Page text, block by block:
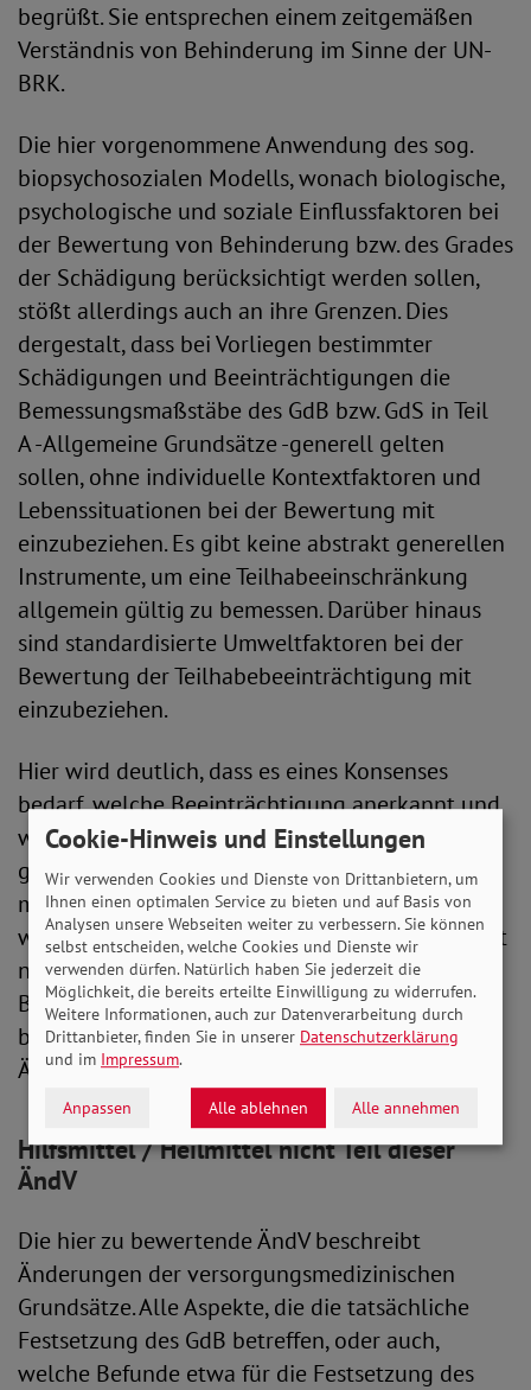
begrüßt. Sie entsprechen einem zeitgemäßen
Verständnis von Behinderung im Sinne der UN-
BRK.
Die hier vorgenommene Anwendung des sog.
biopsychosozialen Modells, wonach biologische,
psychologische und soziale Einflussfaktoren bei
der Bewertung von Behinderung bzw. des Grades
der Schädigung berücksichtigt werden sollen,
stößt allerdings auch an ihre Grenzen. Dies
dergestalt, dass bei Vorliegen bestimmter
Schädigungen und Beeinträchtigungen die
Bemessungsmaßstäbe des GdB bzw. GdS in Teil
A -Allgemeine Grundsätze -generell gelten
sollen, ohne individuelle Kontextfaktoren und
Lebenssituationen bei der Bewertung mit
einzubeziehen. Es gibt keine abstrakt generellen
Instrumente, um eine Teilhabeeinschränkung
allgemein gültig zu bemessen. Darüber hinaus
sind standardisierte Umweltfaktoren bei der
Bewertung der Teilhabebeeinträchtigung mit
einzubeziehen.
Hier wird deutlich, dass es eines Konsenses
bedarf, welche Beeinträchtigung anerkannt und
wie sie bei der Bemessung des GdB/GdS
gewichtet werden soll. Daher ist es wichtig, dass
multidisziplinäre Expert*innen zu Rate gezogen
werden. Es wird ausdrücklich begrüßt, dass nicht
nur Ärztinnen und Ärzte, sondern auch
Behindertenverbände und ihre Vertreter*innen
bei den Beratungen über die Anpassungen der
ÄndV einbezogen werden.
Hilfsmittel / Heilmittel nicht Teil dieser
ÄndV
Die hier zu bewertende ÄndV beschreibt
Änderungen der versorgungsmedizinischen
Grundsätze. Alle Aspekte, die die tatsächliche
Festsetzung des GdB betreffen, oder auch,
welche Befunde etwa für die Festsetzung des
Cookie-Hinweis und Einstellungen
Wir verwenden Cookies und Dienste von Drittanbietern, um
Ihnen einen optimalen Service zu bieten und auf Basis von
Analysen unsere Webseiten weiter zu verbessern. Sie können
selbst entscheiden, welche Cookies und Dienste wir
verwenden dürfen. Natürlich haben Sie jederzeit die
Möglichkeit, die bereits erteilte Einwilligung zu widerrufen.
Weitere Informationen, auch zur Datenverarbeitung durch
Drittanbieter, finden Sie in unserer Datenschutzerklärung
und im Impressum.
Anpassen Alle ablehnen Alle annehmen